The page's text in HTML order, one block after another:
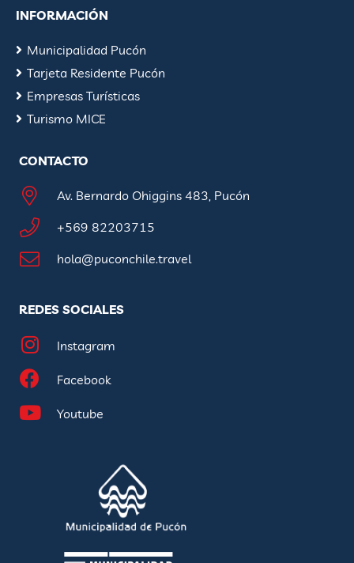
INFORMACIÓN
Municipalidad Pucón
Tarjeta Residente Pucón
Empresas Turísticas
Turismo MICE
CONTACTO
Av. Bernardo Ohiggins 483, Pucón
+569 82203715
hola@puconchile.travel
REDES SOCIALES
Instagram
Facebook
Youtube